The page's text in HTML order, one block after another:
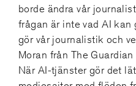
borde ändra vår
frågan är inte vad AI kan
gör vår journalistik och
Moran från The
När AI-tjänster gör det